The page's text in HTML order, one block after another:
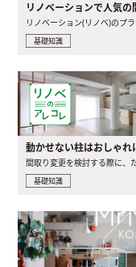
基礎知識
基礎知識